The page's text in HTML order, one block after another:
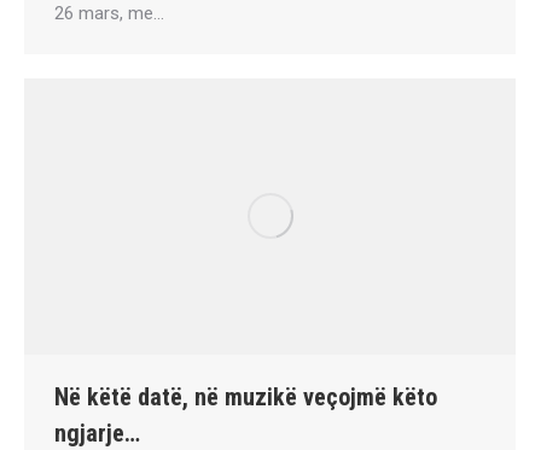
26 mars, me…
Në këtë datë, në muzikë veçojmë këto
ngjarje…